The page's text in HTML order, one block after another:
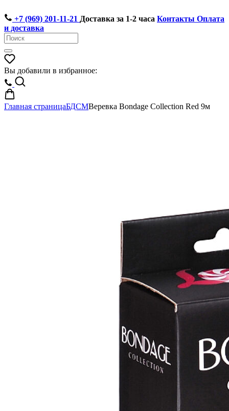
+7 (969) 201-11-21 Доставка за 1-2 часа Контакты Оплата
и доставка
Вы добавили в избранное:
Главная страницаБДСМВеревка Bondage Collection Red 9м